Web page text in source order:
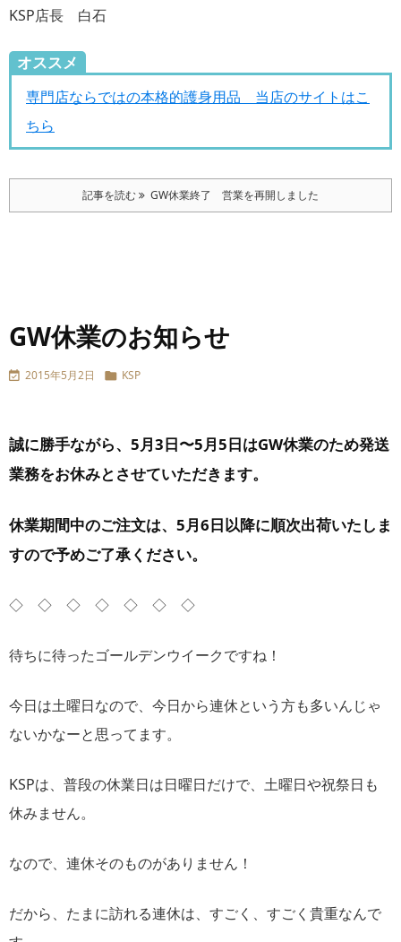
KSP店長 白石
オススメ
専門店ならではの本格的護身用品 当店のサイトはこ
ちら
記事を読む GW休業終了 営業を再開しました
GW休業のお知らせ
 2015年5月2日  KSP
誠に勝手ながら、5月3日〜5月5日はGW休業のため発送
業務をお休みとさせていただきます。
休業期間中のご注文は、5月6日以降に順次出荷いたしま
すので予めご了承ください。
◇ ◇ ◇ ◇ ◇ ◇ ◇
待ちに待ったゴールデンウイークですね！
今日は土曜日なので、今日から連休という方も多いんじゃ
ないかなーと思ってます。
KSPは、普段の休業日は日曜日だけで、土曜日や祝祭日も
休みません。
なので、連休そのものがありません！
だから、たまに訪れる連休は、すごく、すごく貴重なんで